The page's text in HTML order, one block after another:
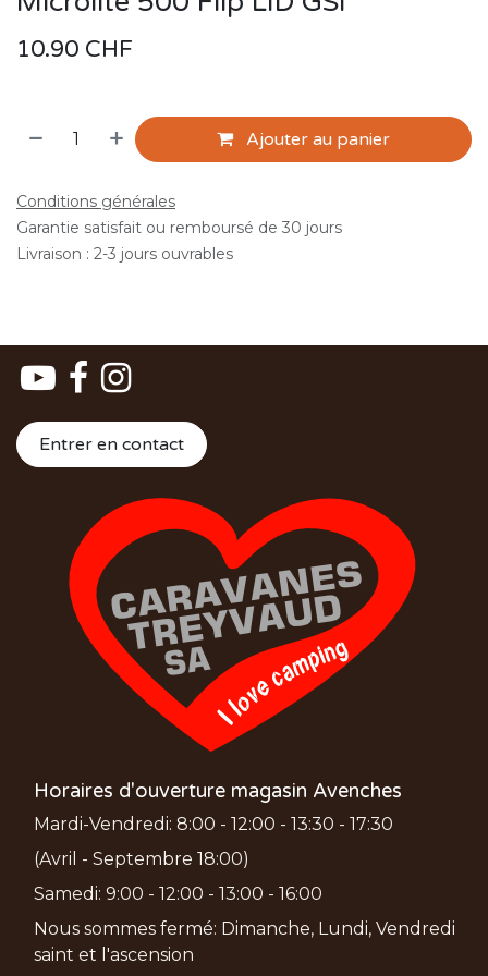
10.90 CHF
Ajouter au panier
Conditions générales
Garantie satisfait ou remboursé de 30 jours
Livraison : 2-3 jours ouvrables
Entrer en contact
Horaires d'ouverture magasin Avenches
Mardi-Vendredi: 8:00 - 12:00 - 13:30 - 17:30
(Avril - Septembre 18:00)
Samedi: 9:00 - 12:00 - 13:00 - 16:00
Nous sommes fermé: Dimanche, Lundi, Vendredi
saint et l'ascension